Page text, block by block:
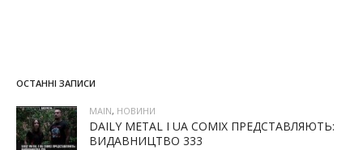
ОСТАННІ ЗАПИСИ
MAIN, НОВИНИ
DAILY METAL І UA COMIX ПРЕДСТАВЛЯЮТЬ:
ВИДАВНИЦТВО 333